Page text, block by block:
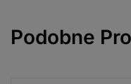
Podobne